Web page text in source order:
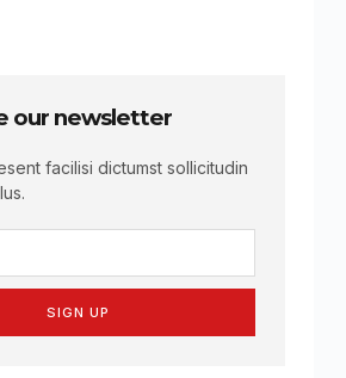
our newsletter
facilisi dictumst sollicitudin
SIGN UP